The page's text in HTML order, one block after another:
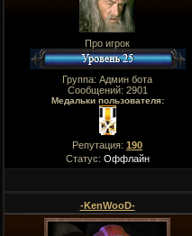
Про игрок
Группа: Админ бота
Сообщений: 2901
Медальки пользователя:
Репутация: 190
Статус: Оффлайн
-KenWooD-